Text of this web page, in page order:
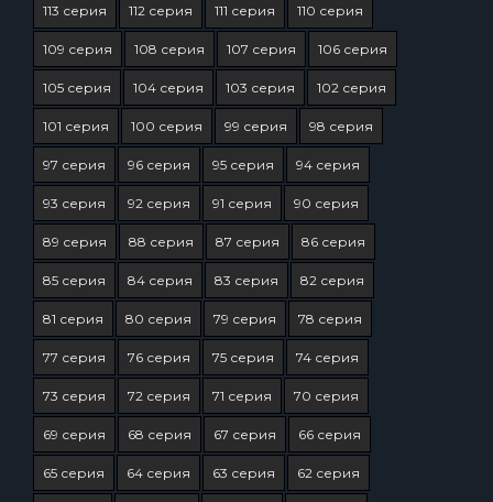
113 серия 112 серия 111 серия 110 серия
109 серия 108 серия 107 серия 106 серия
105 серия 104 серия 103 серия 102 серия
101 серия 100 серия 99 серия 98 серия
97 серия 96 серия 95 серия 94 серия
93 серия 92 серия 91 серия 90 серия
89 серия 88 серия 87 серия 86 серия
85 серия 84 серия 83 серия 82 серия
81 серия 80 серия 79 серия 78 серия
77 серия 76 серия 75 серия 74 серия
73 серия 72 серия 71 серия 70 серия
69 серия 68 серия 67 серия 66 серия
65 серия 64 серия 63 серия 62 серия